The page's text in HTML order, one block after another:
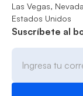
Las Vegas,
Estados Unidos
Suscríbete al